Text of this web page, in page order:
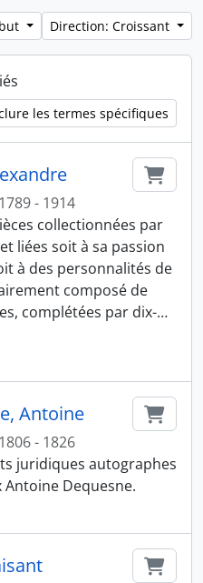
Direction: Croissant
les termes spécifiques
1789 - 1914
collectionnées par
liées soit à sa passion
à des personnalités de
composé de
complétées par dix-…
Antoine
1806 - 1826
juridiques autographes
Dequesne.